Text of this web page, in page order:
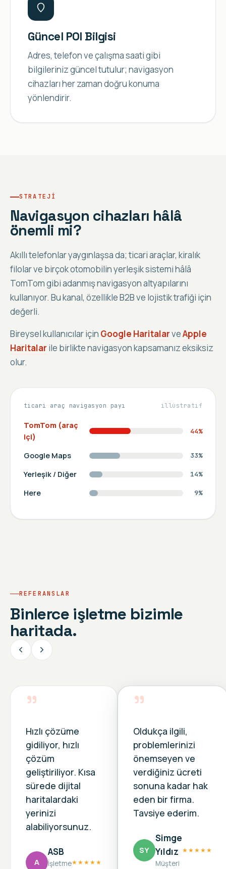
Güncel POI Bilgisi
Adres, telefon ve çalışma saati gibi
bilgileriniz güncel tutulur; navigasyon
cihazları her zaman doğru konuma
yönlendirir.
STRATEJI
Navigasyon cihazları hâlâ
önemli mi?
Akıllı telefonlar yaygınlaşsa da; ticari araçlar, kiralık
filolar ve birçok otomobilin yerleşik sistemi hâlâ
TomTom gibi adanmış navigasyon altyapılarını
kullanıyor. Bu kanal, özellikle B2B ve lojistik trafiği için
değerli.
Bireysel kullanıcılar için Google HaritalarveApple
Haritalar ile birlikte navigasyon kapsamanız eksiksiz
olur.
ticari araç navigasyon payı illüstratif
TomTom (araç
içi)
44%
Google Maps 33%
Yerleşik / Diğer 14%
Here 9%
REFERANSLAR
Binlerce işletme bizimle
haritada.
”
Hızlı çözüme
gidiliyor, hızlı
çözüm
geliştiriliyor. Kısa
sürede dijital
haritalardaki
yerinizi
alabiliyorsunuz.
A
ASB
İşletme★★★★★
”
Oldukça ilgili,
problemlerinizi
önemseyen ve
verdiğiniz ücreti
sonuna kadar hak
eden bir firma.
Tavsiye ederim.
SY
Simge
Yıldız
Müşteri
★★★★★